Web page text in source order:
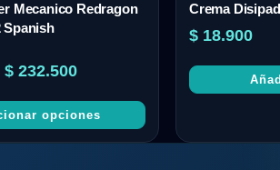
Mecanico Redragon
Spanish
$232.500
opciones
Crema
$ 18.900